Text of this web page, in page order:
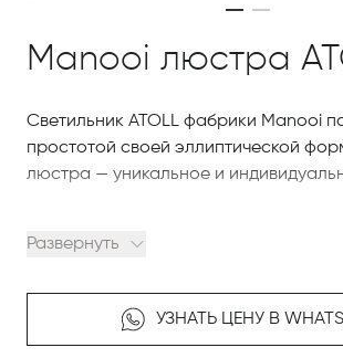
Manooi люстра
Светильник ATOLL фабрики Manooi
простотой своей эллиптической
люстра — уникальное и
над обеденным столом. Вы можете
можете выбрать комбинацию
цветных кристаллов 9 стандартных
Развернуть
УЗНАТЬ ЦЕНУ В